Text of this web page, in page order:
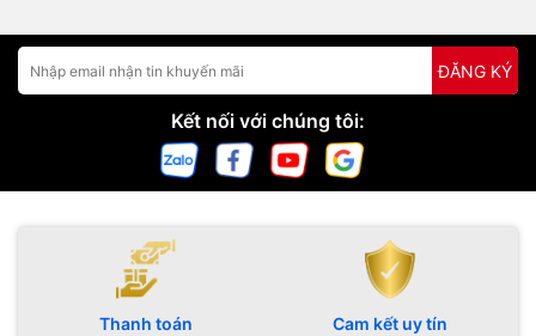
ĐĂNG KÝ
Kết nối với chúng tôi:
Thanh toán
Cam kết uy tín